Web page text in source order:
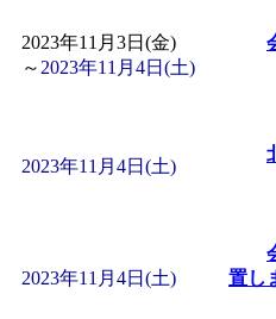
「まだま
レクリエ
ットせよ
～」 受付
2023年11月3日(金)
～ 2023年11月4日(土)
2023年11月4日(土)
2023年11月4日(土)
置し